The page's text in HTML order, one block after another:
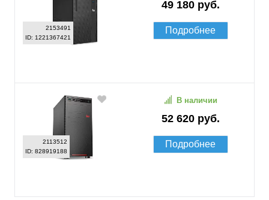
2153491
ID: 1221367421
49 180 руб.
Подробнее
2113512
ID: 828919188
52 620 руб.
В наличии
Подробнее